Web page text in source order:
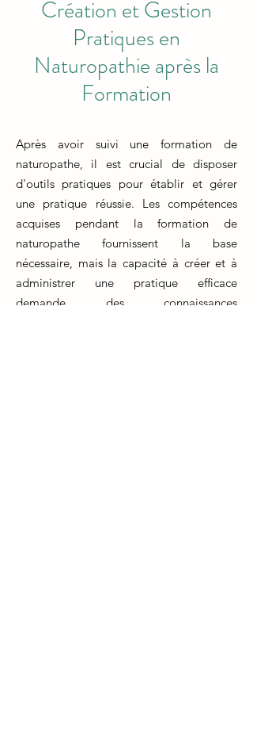
Création et Gestion
Pratiques en
Naturopathie après la
Formation
Après avoir suivi une formation de
naturopathe, il est crucial de disposer
d'outils pratiques pour établir et gérer
une pratique réussie. Les compétences
acquises pendant la formation de
naturopathe fournissent la base
nécessaire, mais la capacité à créer et à
administrer une pratique efficace
demande des connaissances